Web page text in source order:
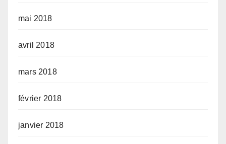
mai 2018
avril 2018
mars 2018
février 2018
janvier 2018